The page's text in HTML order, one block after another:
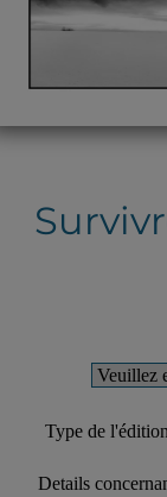
Type de
Details